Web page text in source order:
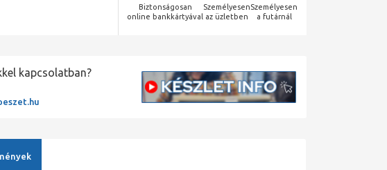
Biztonságosan
online bankkártyával
Személyesen
az üzletben
Személyesen
a futárnál
kapcsolatban?